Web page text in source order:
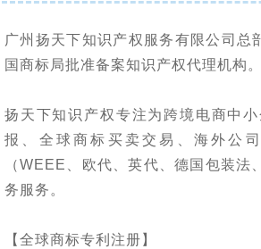
广州扬天下知识产权服务有限公司总
国商标局批准备案知识产权代理机构。
扬天下知识产权专注为跨境电商中
报、全球商标买卖交易、海外公
（WEEE、欧代、英代、德国包装
务服务。
【全球商标专利注册】